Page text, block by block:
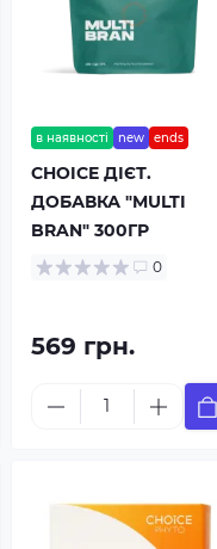
в наявності new ends
CHOICE ДІЄТ.
ДОБАВКА "MULTI
BRAN" 300ГР
0
569 грн.